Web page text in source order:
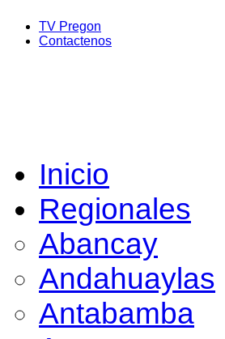
TV Pregon
Contactenos
Inicio
Regionales
Abancay
Andahuaylas
Antabamba